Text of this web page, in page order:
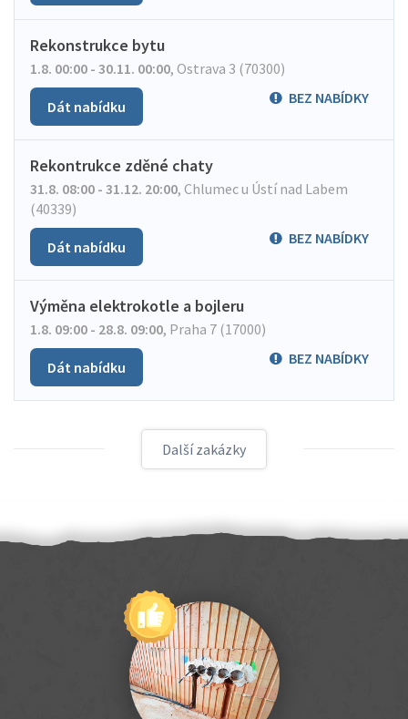
Rekonstrukce bytu
1.8. 00:00 - 30.11. 00:00, Ostrava 3 (70300)
BEZ NABÍDKY
Dát nabídku
Rekontrukce zděné chaty
31.8. 08:00 - 31.12. 20:00, Chlumec u Ústí nad Labem
(40339)
BEZ NABÍDKY
Dát nabídku
Výměna elektrokotle a bojleru
1.8. 09:00 - 28.8. 09:00, Praha 7 (17000)
BEZ NABÍDKY
Dát nabídku
Další zakázky